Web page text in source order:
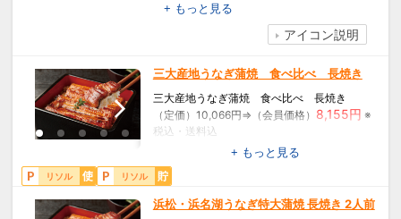
+ もっと見る
アイコン説明
三大産地うなぎ蒲焼 食べ比べ 長焼き
三大産地うなぎ蒲焼 食べ比べ 長焼き
（定価）10,066円⇒（会員価格） 8,155円 ※
税込・送料込
【内容】蒲焼110g×3(浜名湖×1、三河一色×
1、九州×1)、山椒×3、蒲焼タレ×3、吸物×3
【賞味期限】冷凍30日
【7大アレルゲン】小麦
+ もっと見る
リソル リソル
浜松・浜名湖うなぎ特大蒲焼 長焼き 2人前